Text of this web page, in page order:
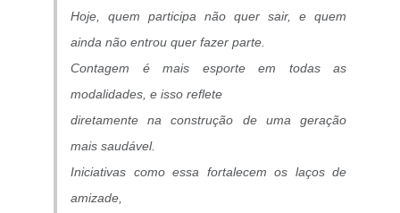
Hoje, quem participa não quer sair, e quem
ainda não entrou quer fazer parte.
Contagem é mais esporte em todas as
modalidades, e isso reflete
diretamente na construção de uma geração
mais saudável.
Iniciativas como essa fortalecem os laços de
amizade,